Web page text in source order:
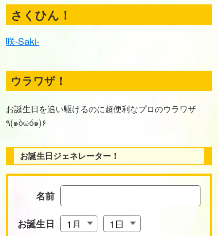
さくひん！
咲-Saki-
ウラワザ！
お誕生日を追い駆けるのに超便利なプロのウラワザ
٩(๑òωó๑)۶
お誕生日ジェネレーター！
名前
お誕生日